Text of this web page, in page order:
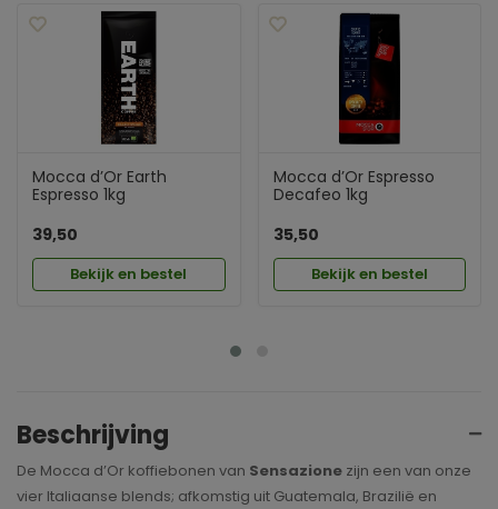
Beschrijving
De Mocca d’Or koffiebonen van Sensazione zijn een van onze
vier Italiaanse blends; afkomstig uit Guatemala, Brazilië en
Mocca d’Or Earth
Espresso 1kg
39,50
Bekijk en bestel
Mocca d’Or Espresso
Decafeo 1kg
35,50
Bekijk en bestel